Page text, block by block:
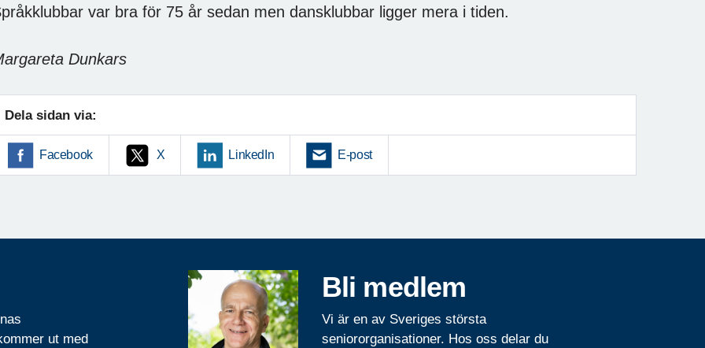
var bra för 75 år sedan men dansklubbar ligger mera i tiden.
Dunkars
Dela sidan via:
Facebook X LinkedIn E-post
ut med
Bli medlem
Vi är en av Sveriges största
seniororganisationer. Hos oss delar du